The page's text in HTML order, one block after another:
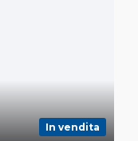
In vendita